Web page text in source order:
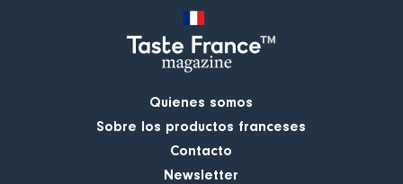
Quienes somos
Sobre los productos franceses
Contacto
Newsletter